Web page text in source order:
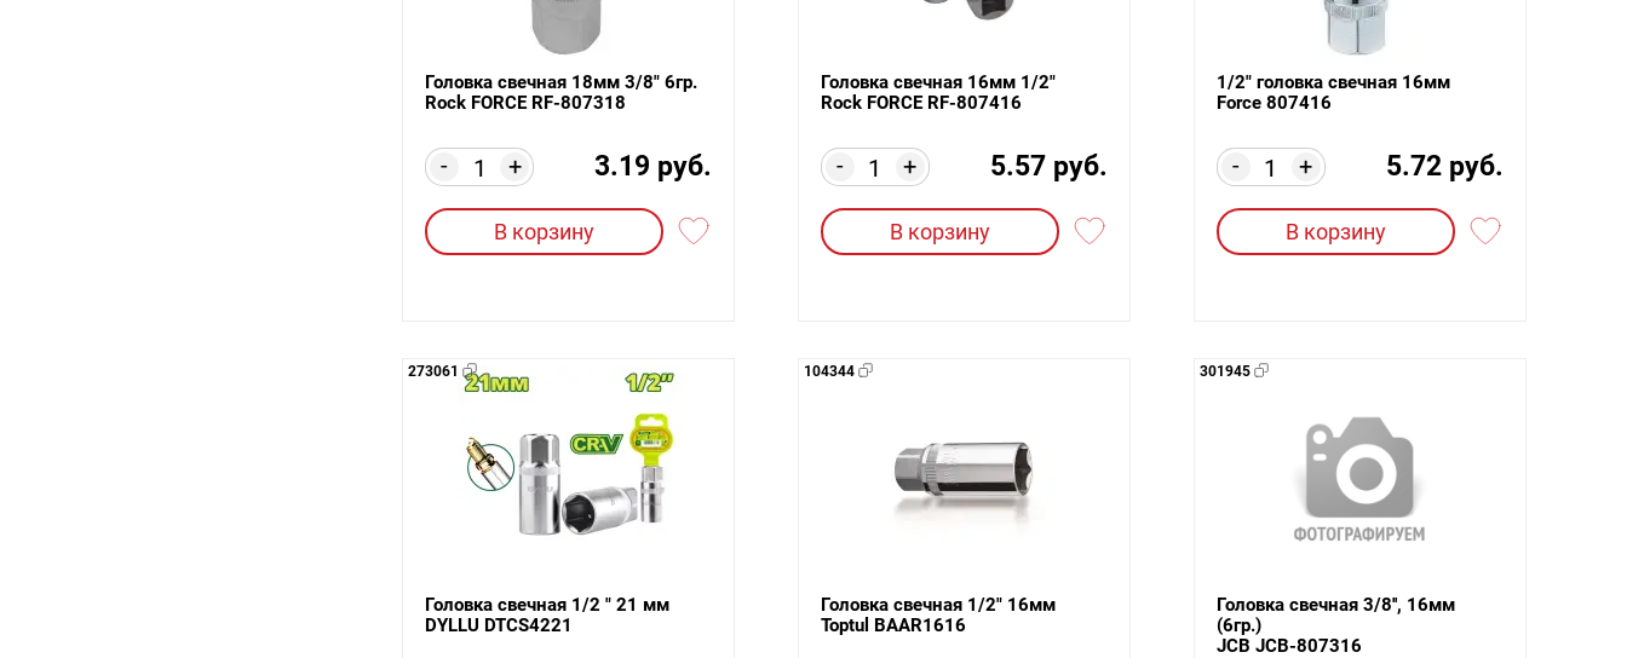
Головка свечная 18мм 3/8" 6гр.
Rock FORCE RF-807318
+
- 3.19 руб.
В корзину
Головка свечная 16мм 1/2"
Rock FORCE RF-807416
+
- 5.57 руб.
В корзину
1/2" головка свечная 16мм
Force 807416
+
- 5.72 руб.
В корзину
273061
Головка свечная 1/2 " 21 мм
DYLLU DTCS4221
104344
Головка свечная 1/2" 16мм
Toptul BAAR1616
301945
Головка свечная 3/8'', 16мм
(6гр.)
JCB JCB-807316